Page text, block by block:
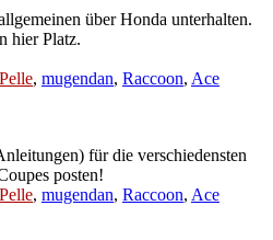
über Honda unterhalten.
hier Platz.
, mugendan, Raccoon, Ace
für die verschiedensten
posten!
, mugendan, Raccoon, Ace